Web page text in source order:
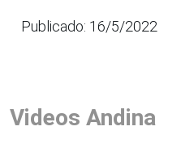
Publicado: 16/5/2022
Videos Andina